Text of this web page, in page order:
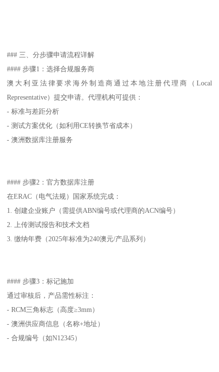
### 三、分步骤申请流程详解
#### 步骤1：选择合规服务商
澳大利亚法律要求海外制造商通过本地注册代理商（Local
Representative）提交申请。代理机构可提供：
- 标准与差距分析
- 测试方案优化（如利用CE转换节省成本）
- 澳洲数据库注册服务
#### 步骤2：官方数据库注册
在ERAC（电气法规）国家系统完成：
1. 创建企业账户（需提供ABN编号或代理商的ACN编号）
2. 上传测试报告和技术文档
3. 缴纳年费（2025年标准为240澳元/产品系列）
#### 步骤3：标记施加
通过审核后，产品需性标注：
- RCM三角标志（高度≥3mm）
- 澳洲供应商信息（名称+地址）
- 合规编号（如N12345）